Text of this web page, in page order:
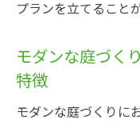
プランを立てること
モダンな庭づく
特徴
モダンな庭づくりに